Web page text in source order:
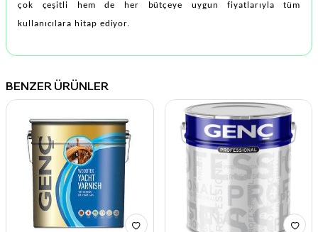
çok çeşitli hem de her bütçeye uygun fiyatlarıyla tüm
kullanıcılara hitap ediyor.
BENZER ÜRÜNLER